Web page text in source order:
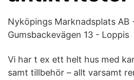
Nyköpings Marknadsplats AB
Gumsbackevägen 13 - Loppis
Vi har t ex ett helt hus med
samt tillbehör – allt varsamt